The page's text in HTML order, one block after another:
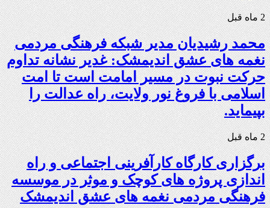
2 ماه قبل
محمد رشیدیان مدیر شبکه فرهنگی مردمی
نغمه های عشق اندیمشک: غدیر نشانه تداوم
حرکت نبوت در مسیر امامت است تا امت
اسلامی با فروغ نور ولایت، راه عدالت را
بپیماید.
2 ماه قبل
برگزاری کارگاه کارآفرینی اجتماعی و راه
اندازی پروژه های کوچک و موثر در موسسه
فرهنگی مردمی نغمه های عشق اندیمشک